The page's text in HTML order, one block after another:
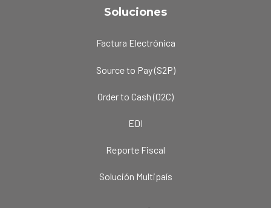
Soluciones
Factura Electrónica
Source to Pay (S2P)
Order to Cash (O2C)
EDI
Reporte Fiscal
Solución Multipaís